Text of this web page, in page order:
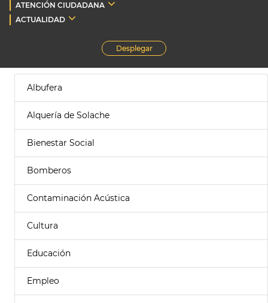
ATENCIÓN CIUDADANA
ACTUALIDAD
Desplegar
Albufera
Alquería de Solache
Bienestar Social
Bomberos
Contaminación Acústica
Cultura
Educación
Empleo